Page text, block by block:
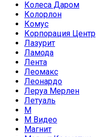
Колеса Даром
Колорлон
Комус
Корпорация Центр
Лазурит
Ламода
Лента
Леомакс
Леонардо
Леруа Мерлен
Летуаль
М
М Видео
Магнит